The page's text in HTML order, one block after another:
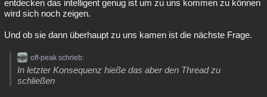
entdecken das intelligent genug ist um zu uns kommen zu können
wird sich noch zeigen.
Und ob sie dann überhaupt zu uns kamen ist die nächste Frage.
off-peak schrieb:
In letzter Konsequenz hieße das aber den Thread zu
schließen